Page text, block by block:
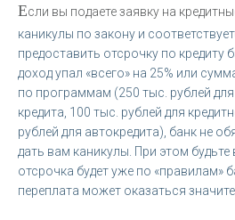
Если вы подаете заявку на
каникулы по закону и
предоставить отсрочку по кредиту
доход упал «всего» на 25% или
по программам (250 тыс. рублей
кредита, 100 тыс. рублей для
рублей для автокредита), банк не
дать вам каникулы. При этом
отсрочка будет уже по «правилам»
переплата может оказаться